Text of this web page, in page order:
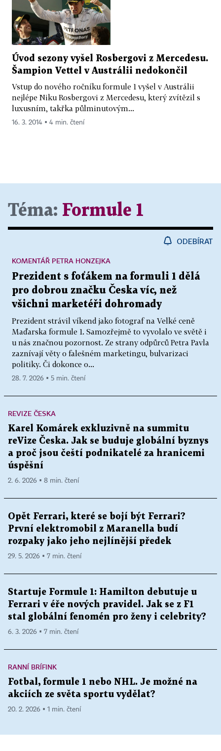
Úvod sezony vyšel Rosbergovi z Mercedesu.
Šampion Vettel v Austrálii nedokončil
Vstup do nového ročníku formule 1 vyšel v Austrálii
nejlépe Niku Rosbergovi z Mercedesu, který zvítězil s
luxusním, takřka půlminutovým...
16. 3. 2014 ▪ 4 min. čtení
Téma: Formule 1
ODEBÍRAT
Prezident s foťákem na formuli 1 dělá
pro dobrou značku Česka víc, než
všichni marketéři dohromady
Prezident strávil víkend jako fotograf na Velké ceně
Maďarska formule 1. Samozřejmě to vyvolalo ve světě i
u nás značnou pozornost. Ze strany odpůrců Petra Pavla
zaznívají věty o falešném marketingu, bulvarizaci
politiky. Či dokonce o...
KOMENTÁŘ PETRA HONZEJKA
28. 7. 2026 ▪ 5 min. čtení
REVIZE ČESKA
Karel Komárek exkluzivně na summitu
reVize Česka. Jak se buduje globální byznys
a proč jsou čeští podnikatelé za hranicemi
úspěšní
2. 6. 2026 ▪ 8 min. čtení
Opět Ferrari, které se bojí být Ferrari?
První elektromobil z Maranella budí
rozpaky jako jeho nejlínější předek
29. 5. 2026 ▪ 7 min. čtení
Startuje Formule 1: Hamilton debutuje u
Ferrari v éře nových pravidel. Jak se z F1
stal globální fenomén pro ženy i celebrity?
6. 3. 2026 ▪ 7 min. čtení
RANNÍ BRÍFINK
Fotbal, formule 1 nebo NHL. Je možné na
akciích ze světa sportu vydělat?
20. 2. 2026 ▪ 1 min. čtení